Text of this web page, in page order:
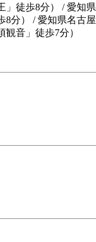
徒歩8分）
/愛知
分）
/愛知県名古
音」徒歩7分）